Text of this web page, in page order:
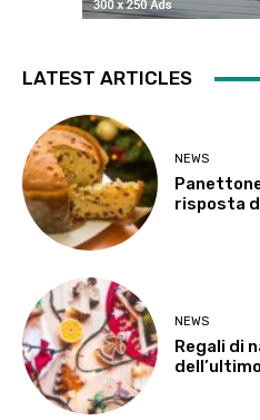
LATEST ARTICLES
NEWS
risposta
NEWS
Regali di